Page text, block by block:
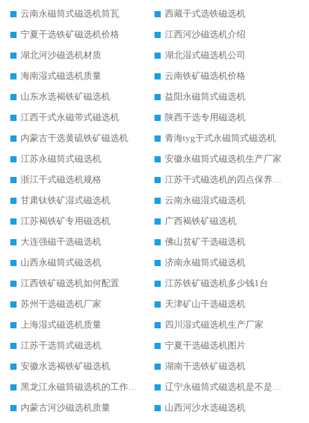
云南永磁筒式磁选机筒瓦
西藏干式选铁磁选机
宁夏干选铁矿磁选机价格
江西河沙磁选机介绍
湖北河沙磁选机材质
湖北湿式磁选机公司
海南湿式磁选机质量
云南铁矿磁选机价格
山东水选褐铁矿磁选机
益阳永磁筒式磁选机
江西干式永磁带式磁选机
陕西干选专用磁选机
内蒙古干选黄硫铁矿磁选机
青海tyg干式永磁筒式磁选机
江苏永磁筒式磁选机
安徽永磁筒式磁选机生产厂家
浙江干式磁选机规格
江苏干式磁选机的四点保养秘籍
甘肃钛铁矿湿式磁选机
云南永磁湿式磁选机
江苏褐铁矿专用磁选机
广西褐铁矿磁选机
大连强磁干选磁选机
佛山贫矿干选磁选机
山西永磁筒式磁选机
济南永磁筒式磁选机
江西铁矿磁选机如何配置
江苏铁矿磁选机多少钱1台
苏州干选磁选机厂家
天津矿山干选磁选机
上海湿式磁选机质量
四川湿式磁选机生产厂家
江苏干选筒式磁选机
宁夏干选磁选机图片
安徽水选褐铁矿磁选机
湖南干选铁矿磁选机
黑龙江永磁筒磁选机的工作原理
辽宁永磁筒式磁选机是不是强磁
内蒙古河沙磁选机质量
山西河沙水选磁选机